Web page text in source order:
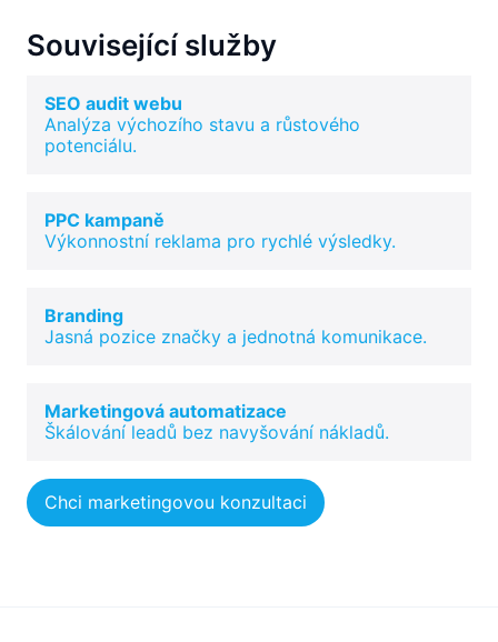
Související služby
SEO audit webu
Analýza výchozího stavu a růstového
potenciálu.
PPC kampaně
Výkonnostní reklama pro rychlé výsledky.
Branding
Jasná pozice značky a jednotná komunikace.
Marketingová automatizace
Škálování leadů bez navyšování nákladů.
Chci marketingovou konzultaci